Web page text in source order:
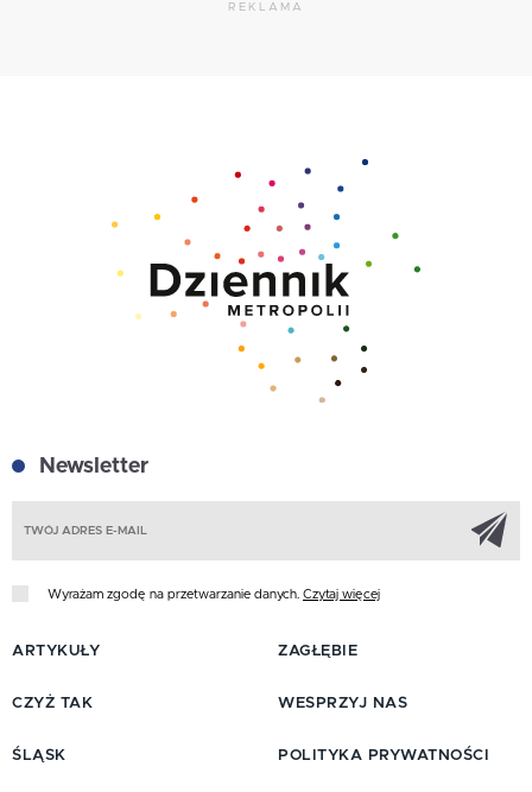
REKLAMA
Newsletter
Wyrażam zgodę na przetwarzanie danych. Czytaj więcej
ARTYKUŁY
CZYŻ TAK
ŚLĄSK
ZAGŁĘBIE
WESPRZYJ NAS
POLITYKA PRYWATNOŚCI